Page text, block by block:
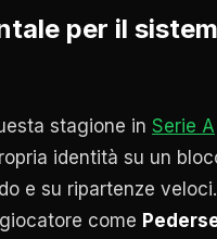
per il
stagione in Serie A
identità su un
e su ripartenze
come